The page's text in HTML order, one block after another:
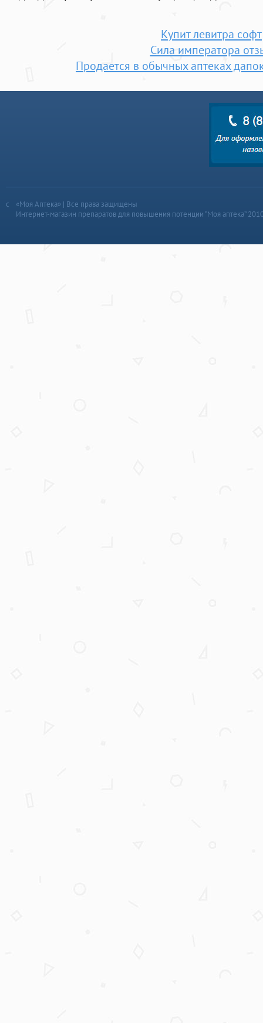
Купит левитра софт
Сила императора
Продается в обычных аптеках
«Моя Аптека» | Все права защищены
Интернет-магазин препаратов для повышения потенции “Моя аптека”